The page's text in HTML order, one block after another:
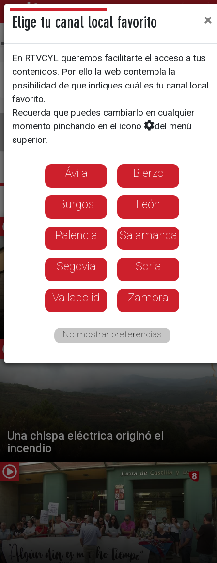
Pulsa aquí si deseas establecer La 8 Bierzocomo
tu canal local
La 8 Programas Guía TV Directo
Actualidad La 8 Bierzo
El fuego al lado de las casas
Una chispa eléctrica originó el
incendio
Elige tu canal local favorito ×
En RTVCYL queremos facilitarte el acceso a tus
contenidos. Por ello la web contempla la
posibilidad de que indiques cuál es tu canal local
favorito.
Recuerda que puedes cambiarlo en cualquier
momento pinchando en el icono
del menú
superior.
Ávila Bierzo
Burgos León
Palencia Salamanca
Segovia Soria
Valladolid Zamora
No mostrar preferencias